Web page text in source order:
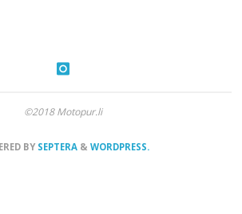
©2018 Motopur.li
BY SEPTERA & WORDPRESS.